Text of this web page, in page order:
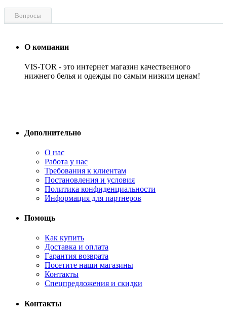
Вопросы
О компании
VIS-TOR - это интернет магазин качественного
нижнего белья и одежды по самым низким ценам!
Дополнительно
О нас
Работа у нас
Требования к клиентам
Постановления и условия
Политика конфиденциальности
Информация для партнеров
Помощь
Как купить
Доставка и оплата
Гарантия возврата
Посетите наши магазины
Контакты
Спецпредложения и скидки
Контакты